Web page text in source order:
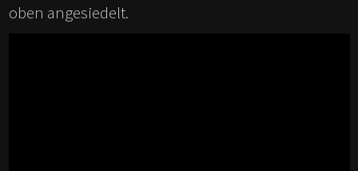
oben angesiedelt.